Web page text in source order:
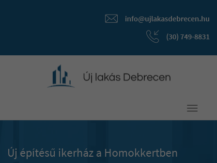
info@ujlakasdebrecen.hu
(30) 749-8831
Toggle
Új építésű ikerház a Homokkertben